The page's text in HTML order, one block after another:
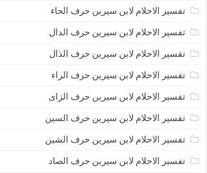
تفسير الاحلام لابن سيرين حرف الحاء
تفسير الاحلام لابن سيرين حرف الدال
تفسير الاحلام لابن سيرين حرف الذال
تفسير الاحلام لابن سيرين حرف الراء
تفسير الاحلام لابن سيرين حرف الزاى
تفسير الاحلام لابن سيرين حرف السين
تفسير الاحلام لابن سيرين حرف الشين
تفسير الاحلام لابن سيرين حرف الصاد